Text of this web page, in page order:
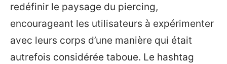
redéfinir le paysage du piercing,
encourageant les utilisateurs à expérimenter
avec leurs corps d’une manière qui était
autrefois considérée taboue. Le hashtag